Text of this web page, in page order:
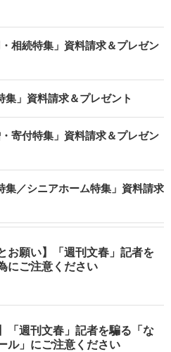
相続特集」資料請求＆プレゼン
」資料請求＆プレゼント
寄付特集」資料請求＆プレゼン
集／シニアホーム特集」資料請求
お願い】「週刊文春」記者を
にご注意ください
「週刊文春」記者を騙る「な
ル」にご注意ください